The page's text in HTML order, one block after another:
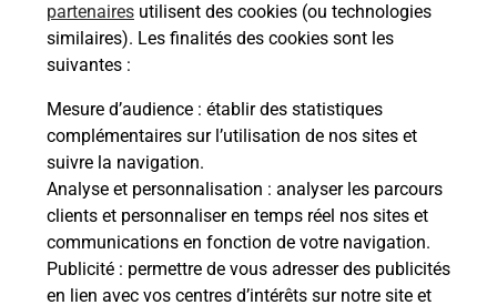
partenaires utilisent des cookies (ou technologies
similaires). Les finalités des cookies sont les
suivantes :
Mesure d’audience : établir des statistiques
complémentaires sur l’utilisation de nos sites et
suivre la navigation.
Analyse et personnalisation : analyser les parcours
clients et personnaliser en temps réel nos sites et
communications en fonction de votre navigation.
Publicité : permettre de vous adresser des publicités
en lien avec vos centres d’intérêts sur notre site et
Malin !
La Poste
en ligne
Ouvert 24h/24
En savoir plus